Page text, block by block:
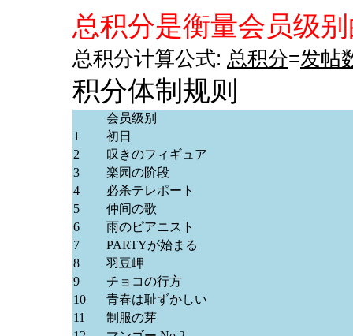
总积分是衡量会员级
总积分计算公式: 总积分=发帖
积分体制规则
会员级别
1
初日
2
叹きのフィギュア
3
楽园の阶段
4
必杀テレポート
5
仲间の歌
6
雨のピアニスト
7
PARTYが始まる
8
羽豆岬
9
チョコの行方
10
青春は耻ずかしい
11
制服の芽